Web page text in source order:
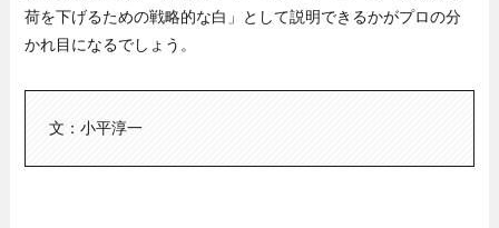
荷を下げるための戦略的な白」として説明できるかがプロの分
かれ目になるでしょう。
文：小平淳一